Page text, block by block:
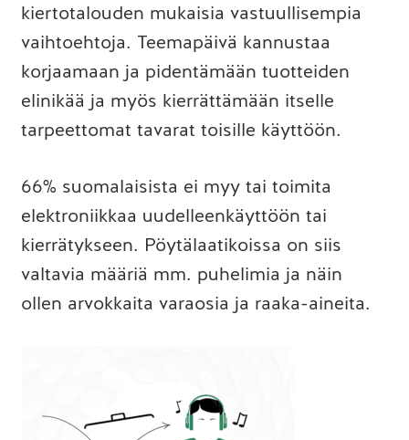
kiertotalouden mukaisia vastuullisempia
vaihtoehtoja. Teemapäivä kannustaa
korjaamaan ja pidentämään tuotteiden
elinikää ja myös kierrättämään itselle
tarpeettomat tavarat toisille käyttöön.
66% suomalaisista ei myy tai toimita
elektroniikkaa uudelleenkäyttöön tai
kierrätykseen. Pöytälaatikoissa on siis
valtavia määriä mm. puhelimia ja näin
ollen arvokkaita varaosia ja raaka-aineita.